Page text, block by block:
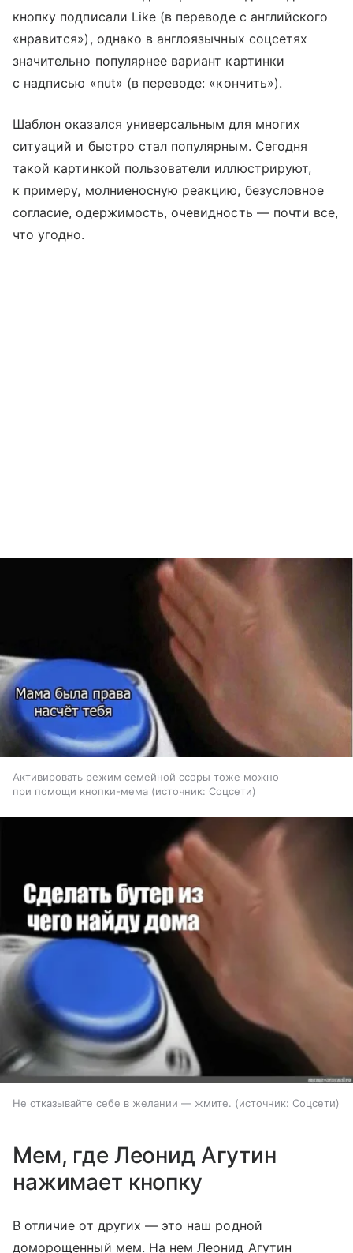
кнопку подписали Like (в переводе с английского
«нравится»), однако в англоязычных соцсетях
значительно популярнее вариант картинки
с надписью «nut» (в переводе: «кончить»).
Шаблон оказался универсальным для многих
ситуаций и быстро стал популярным. Сегодня
такой картинкой пользователи иллюстрируют,
к примеру, молниеносную реакцию, безусловное
согласие, одержимость, очевидность — почти все,
что угодно.
Активировать режим семейной ссоры тоже можно
при помощи кнопки-мема
источник: Соцсети
Не отказывайте себе в желании — жмите. источник: Соцсети
Мем, где Леонид Агутин
нажимает кнопку
В отличие от других — это наш родной
доморощенный мем. На нем Леонид Агутин